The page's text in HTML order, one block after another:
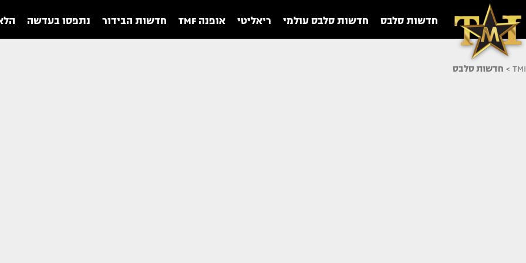
חדשות סלבס חדשות סלבס עולמי ריאליטי אופנה TMF חדשות הבידור נתפסו בעדשה
TMI
> חדשות סלבס